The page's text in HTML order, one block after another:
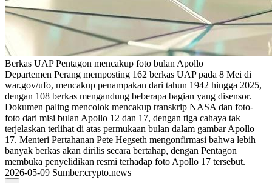
Berkas UAP Pentagon mencakup foto bulan Apollo
Departemen Perang memposting 162 berkas UAP pada 8 Mei di
war.gov/ufo, mencakup penampakan dari tahun 1942 hingga 2025,
dengan 108 berkas mengandung beberapa bagian yang disensor.
Dokumen paling mencolok mencakup transkrip NASA dan foto-
foto dari misi bulan Apollo 12 dan 17, dengan tiga cahaya tak
terjelaskan terlihat di atas permukaan bulan dalam gambar Apollo
17. Menteri Pertahanan Pete Hegseth mengonfirmasi bahwa lebih
banyak berkas akan dirilis secara bertahap, dengan Pentagon
membuka penyelidikan resmi terhadap foto Apollo 17 tersebut.
2026-05-09 Sumber:crypto.news